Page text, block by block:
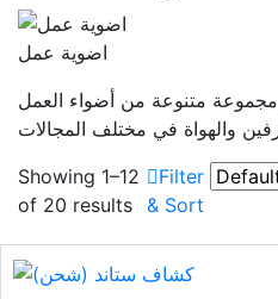
اضوية عمل
متنوعة من أضواء العمل
والهواة في مختلف المجالات
Showing 1–12
of 20 results
Filter
& Sort